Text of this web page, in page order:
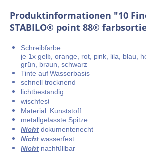
Produktinformationen "10
STABILO® point 88®
Schreibfarbe:
je 1x gelb, orange, rot, pink, lila, blau,
grün, braun, schwarz
Tinte auf Wasserbasis
schnell trocknend
lichtbeständig
wischfest
Material: Kunststoff
metallgefasste Spitze
Nicht dokumentenecht
Nicht wasserfest
Nicht nachfüllbar